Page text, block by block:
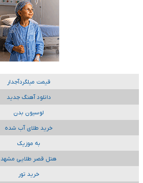
قیمت میلگردآجدار
دانلود آهنگ جدید
لوسیون بدن
خرید طلای آب شده
به موزیک
هتل قصر طلایی مشهد
خرید تور